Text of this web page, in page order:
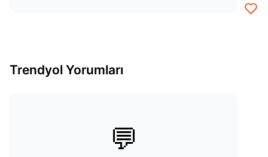
Trendyol Yorumları
💬